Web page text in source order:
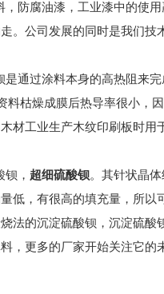
防腐油漆，工业漆中的使
。公司发展的同时是我们技
通过涂料本身的高热阻来完
料枯燥成膜后热导率很小，
材工业生产木纹印刷板时用
， 超细硫酸钡。其针状晶
低，有很高的填充量，所以
法的沉淀硫酸钡，沉淀硫酸
，更多的厂家开始关注它的